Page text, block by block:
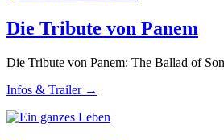
Die Tribute von Panem
Die Tribute von Panem: The Ballad of
Infos & Trailer →